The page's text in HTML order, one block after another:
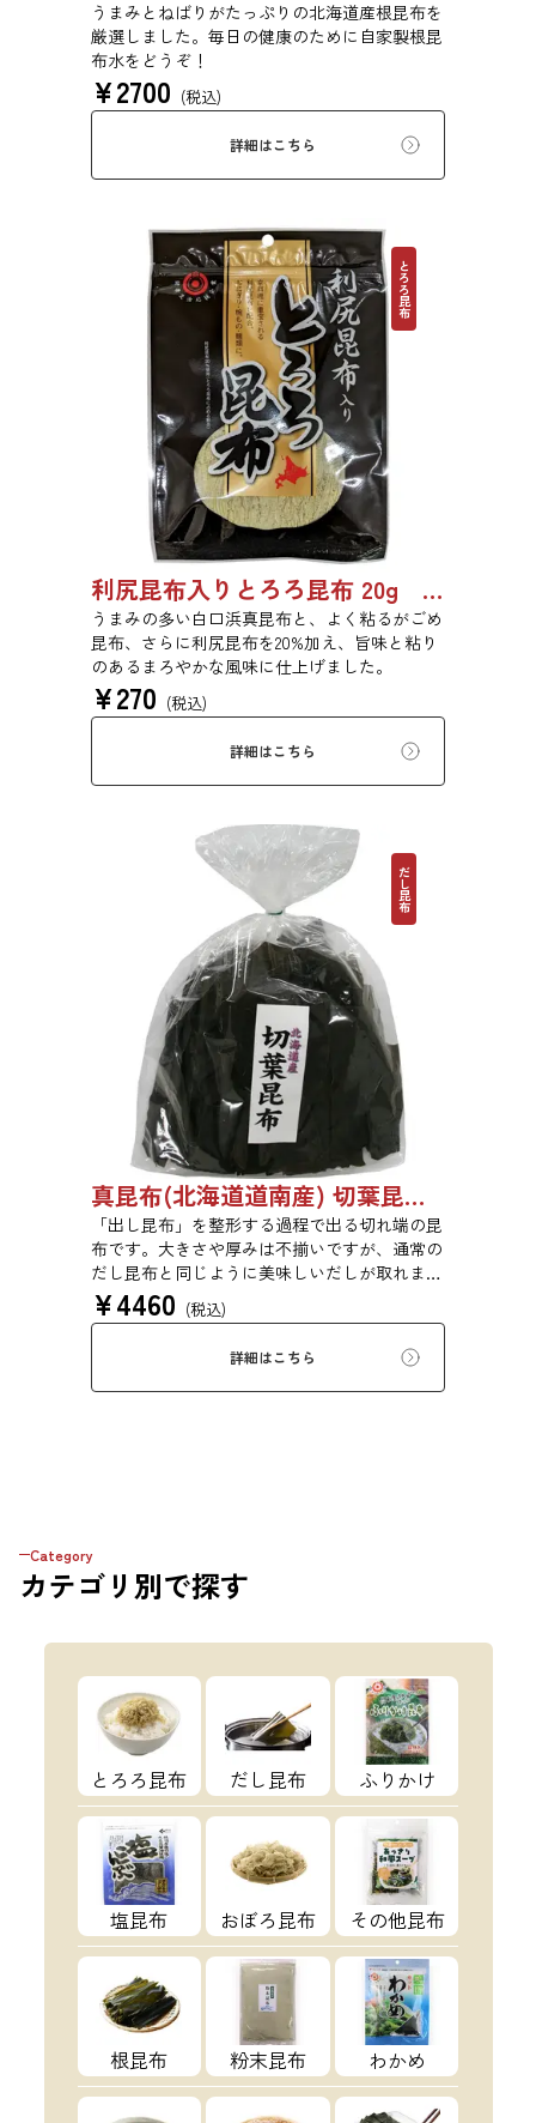
うまみとねばりがたっぷりの北海道産根昆布を
厳選しました。毎日の健康のために自家製根昆
布水をどうぞ！
¥2700 (税込)
詳細はこちら
とろろ昆布
利尻昆布入りとろろ昆布 20g 3436
うまみの多い白口浜真昆布と、よく粘るがごめ
昆布、さらに利尻昆布を20%加え、旨味と粘り
のあるまろやかな風味に仕上げました。
¥270 (税込)
詳細はこちら
だし昆布
真昆布(北海道道南産) 切葉昆布 1kg 【●受注生産品】03070048
「出し昆布」を整形する過程で出る切れ端の昆
布です。大きさや厚みは不揃いですが、通常の
だし昆布と同じように美味しいだしが取れま
す。
¥4460 (税込)
詳細はこちら
Category
カテゴリ 別で探す
とろろ昆布 だし昆布 ふりかけ
塩昆布 おぼろ昆布 その他昆布
根昆布 粉末昆布 わかめ